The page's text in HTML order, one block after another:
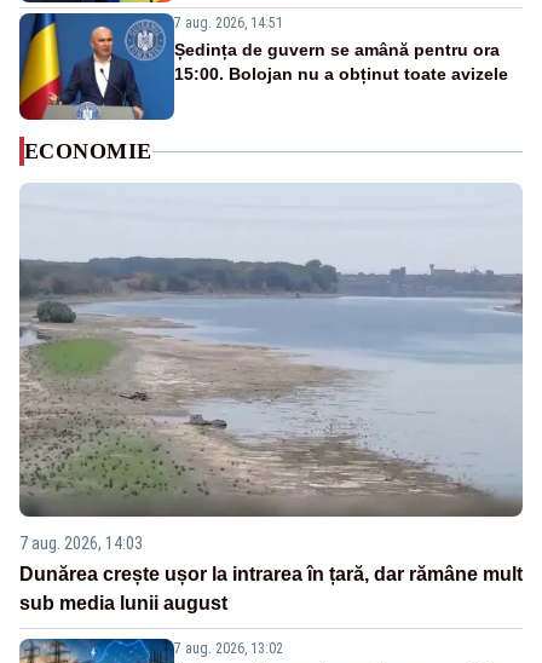
7 aug. 2026, 14:51
Ședința de guvern se amână pentru ora
15:00. Bolojan nu a obținut toate avizele
ECONOMIE
7 aug. 2026, 14:03
Dunărea crește ușor la intrarea în țară, dar rămâne mult
sub media lunii august
7 aug. 2026, 13:02